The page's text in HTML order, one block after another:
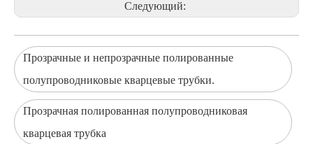
Следующий:
Прозрачные и непрозрачные полированные
полупроводниковые кварцевые трубки.
Прозрачная полированная полупроводниковая
кварцевая трубка